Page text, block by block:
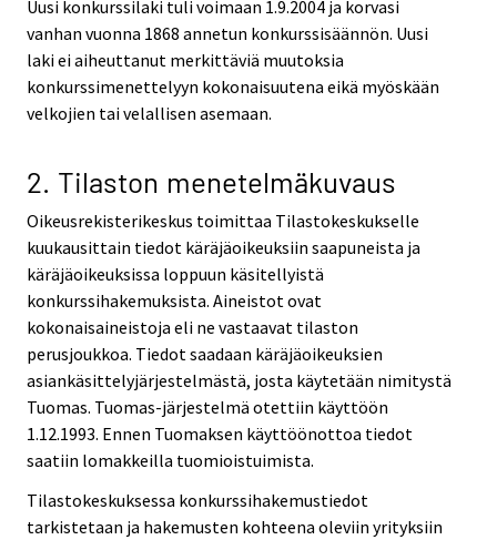
Uusi konkurssilaki tuli voimaan 1.9.2004 ja korvasi
vanhan vuonna 1868 annetun konkurssisäännön. Uusi
laki ei aiheuttanut merkittäviä muutoksia
konkurssimenettelyyn kokonaisuutena eikä myöskään
velkojien tai velallisen asemaan.
2. Tilaston menetelmäkuvaus
Oikeusrekisterikeskus toimittaa Tilastokeskukselle
kuukausittain tiedot käräjäoikeuksiin saapuneista ja
käräjäoikeuksissa loppuun käsitellyistä
konkurssihakemuksista. Aineistot ovat
kokonaisaineistoja eli ne vastaavat tilaston
perusjoukkoa. Tiedot saadaan käräjäoikeuksien
asiankäsittelyjärjestelmästä, josta käytetään nimitystä
Tuomas. Tuomas-järjestelmä otettiin käyttöön
1.12.1993. Ennen Tuomaksen käyttöönottoa tiedot
saatiin lomakkeilla tuomioistuimista.
Tilastokeskuksessa konkurssihakemustiedot
tarkistetaan ja hakemusten kohteena oleviin yrityksiin